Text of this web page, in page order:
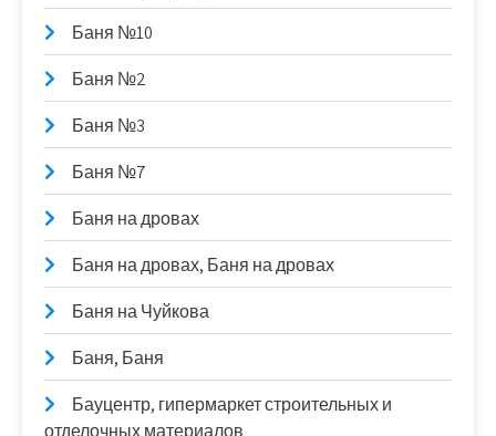
Баня №10
Баня №2
Баня №3
Баня №7
Баня на дровах
Баня на дровах, Баня на дровах
Баня на Чуйкова
Баня, Баня
Бауцентр, гипермаркет строительных и